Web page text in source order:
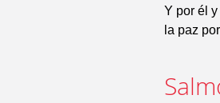
Y por él
la paz